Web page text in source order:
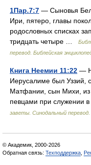
1Пар.7:7 — Сыновья
Ири, пятеро, главы
родословных списках
тридцать четыре …
перевод. Библейская
Книга Неемии 11:22 —
Иерусалиме был Уззий,
Матфании, сын Михи,
певцами при
заветы. Синодальный перевод.
© Академик, 2000-2026
Обратная связь: Техподдержка